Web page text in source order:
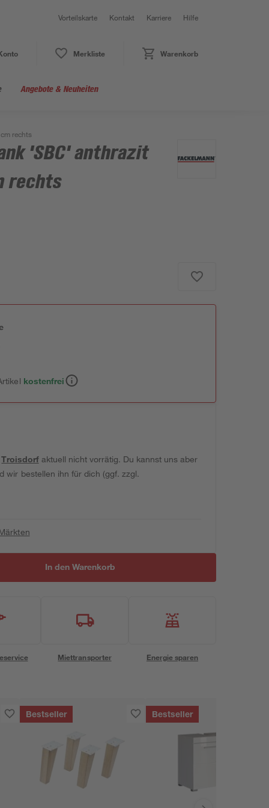
Vorteilskarte Kontakt Karriere Hilfe
Merkliste Warenkorb
Angebote & Neuheiten
rechts
'SBC' anthrazit
rechts
kostenfrei
Troisdorfaktuell nicht vorrätig. Du kannst uns aber
wir bestellen ihn für dich (ggf. zzgl.
In den Warenkorb
Miettransporter Energie sparen
Bestseller Bestseller